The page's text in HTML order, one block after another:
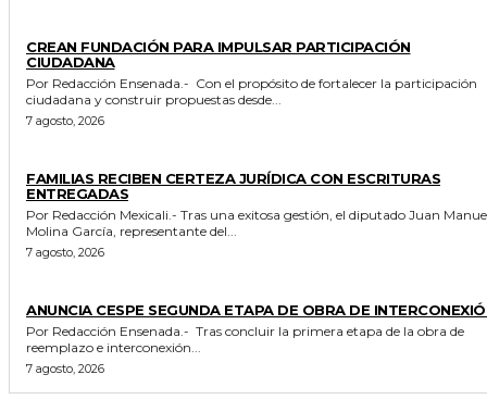
CREAN FUNDACIÓN PARA IMPULSAR PARTICIPACIÓN
CIUDADANA
Por Redacción Ensenada.- Con el propósito de fortalecer la participación
ciudadana y construir propuestas desde...
7 agosto, 2026
FAMILIAS RECIBEN CERTEZA JURÍDICA CON ESCRITURAS
ENTREGADAS
Por Redacción Mexicali.- Tras una exitosa gestión, el diputado Juan Manuel
Molina García, representante del...
7 agosto, 2026
ANUNCIA CESPE SEGUNDA ETAPA DE OBRA DE
Por Redacción Ensenada.- Tras concluir la primera etapa de la obra de
reemplazo e interconexión...
7 agosto, 2026